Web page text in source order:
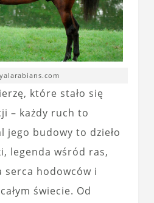
które stało się
– każdy ruch to
jego budowy to dzieło
legenda wśród ras,
serca hodowców i
świecie. Od